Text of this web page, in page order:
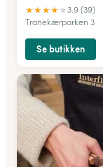
★★★★★3.9 (39)
Tranekærparken 3
Se butikken